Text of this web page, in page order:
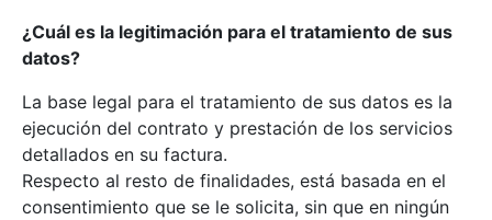
¿Cuál es la legitimación para el tratamiento de sus
datos?
La base legal para el tratamiento de sus datos es la
ejecución del contrato y prestación de los servicios
detallados en su factura.
Respecto al resto de finalidades, está basada en el
consentimiento que se le solicita, sin que en ningún